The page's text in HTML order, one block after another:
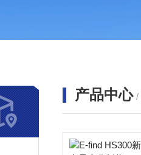
产品中心 /